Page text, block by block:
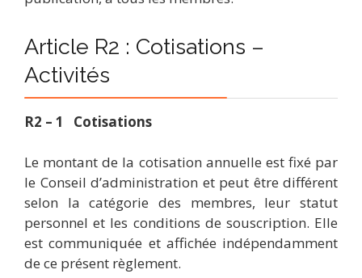
Article R2 : Cotisations –
Activités
R2 – 1 Cotisations
Le montant de la cotisation annuelle est fixé par
le Conseil d’administration et peut être différent
selon la catégorie des membres, leur statut
personnel et les conditions de souscription. Elle
est communiquée et affichée indépendamment
de ce présent règlement.